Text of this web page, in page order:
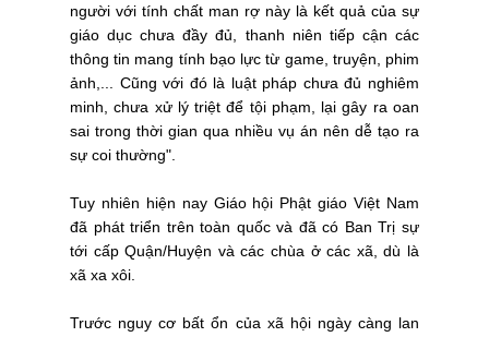
người với tính chất man rợ này là kết quả của sự
giáo dục chưa đầy đủ, thanh niên tiếp cận các
thông tin mang tính bạo lực từ game, truyện, phim
ảnh,... Cũng với đó là luật pháp chưa đủ nghiêm
minh, chưa xử lý triệt để tội phạm, lại gây ra oan
sai trong thời gian qua nhiều vụ án nên dễ tạo ra
sự coi thường".
Tuy nhiên hiện nay Giáo hội Phật giáo Việt Nam
đã phát triển trên toàn quốc và đã có Ban Trị sự
tới cấp Quận/Huyện và các chùa ở các xã, dù là
xã xa xôi.
Trước nguy cơ bất ổn của xã hội ngày càng lan